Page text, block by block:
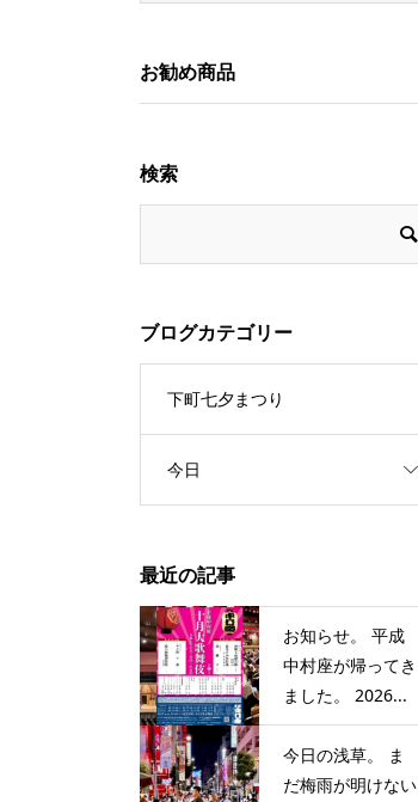
お勧め商品
検索
ブログカテゴリー
下町七夕まつり
今日
最近の記事
お知らせ。 平成
中村座が帰ってき
ました。 2026...
今日の浅草。 ま
だ梅雨が明けない